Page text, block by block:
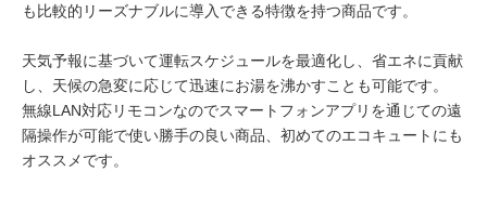
も比較的リーズナブルに導入できる特徴を持つ商品です。
天気予報に基づいて運転スケジュールを最適化し、省エネに貢献
し、天候の急変に応じて迅速にお湯を沸かすことも可能です。
無線LAN対応リモコンなのでスマートフォンアプリを通じての遠
隔操作が可能で使い勝手の良い商品、初めてのエコキュートにも
オススメです。